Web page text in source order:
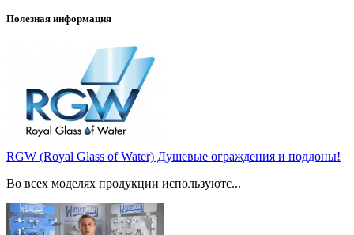
Полезная информация
RGW (Royal Glass of Water) Душевые ограждения и поддоны!
Во всех моделях продукции используютс...